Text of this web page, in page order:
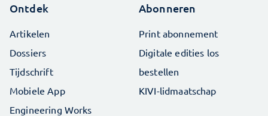
Ontdek
Artikelen
Dossiers
Tijdschrift
Mobiele App
Engineering Works
Abonneren
Print abonnement
Digitale edities los
bestellen
KIVI-lidmaatschap